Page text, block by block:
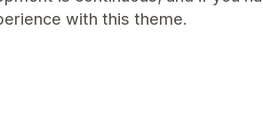
with this theme.